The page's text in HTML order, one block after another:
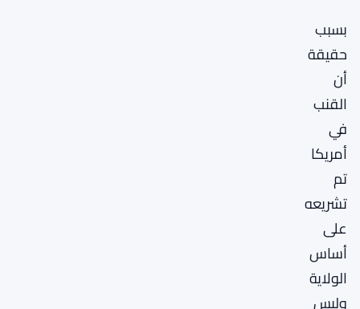
بسبب
حقيقة
أن
القنب
في
أمريكا
تم
تشريعه
على
أساس
الولاية
وليس